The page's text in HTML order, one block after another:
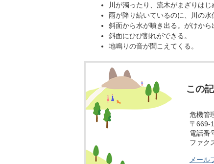
川が濁ったり、流木がまざりはじ
雨が降り続いているのに、川の水
斜面から水が噴き出る。がけから
斜面にひび割れができる。
地鳴りの音が聞こえてくる。
この
危機管
〒669-
電話番
ファク
メール